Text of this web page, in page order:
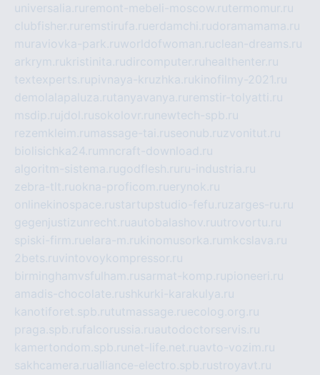
universalia.ru remont-mebeli-moscow.rutermomur.ru
clubfisher.ru remstirufa.ruerdamchi.rudoramamama.ru
muraviovka-park.ruworldofwoman.ruclean-dreams.ru
arkrym.rukristinita.rudircomputer.ru healthenter.ru
textexperts.rupivnaya-kruzhka.rukinofilmy-2021.ru
demolalapaluza.rutanyavanya.ru remstir-tolyatti.ru
msdip.ru jdol.rusokolovr.ru newtech-spb.ru
rezemkleim.ru massage-tai.ruseonub.ruzvonitut.ru
biolisichka24.ru mncraft-download.ru
algoritm-sistema.rugodflesh.ru ru-industria.ru
zebra-tlt.ruokna-proficom.ruerynok.ru
onlinekinospace.rustartupstudio-fefu.ruzarges-ru.ru
gegenjustizunrecht.ruautobalashov.ruutrovortu.ru
spiski-firm.ruelara-m.rukinomusorka.ru mkcslava.ru
2bets.ruvintovoykompressor.ru
birminghamvsfulham.rusarmat-komp.rupioneeri.ru
amadis-chocolate.rushkurki-karakulya.ru
kanotiforet.spb.rututmassage.ruecolog.org.ru
praga.spb.rufalcorussia.ruautodoctorservis.ru
kamertondom.spb.ru net-life.net.ruavto-vozim.ru
sakhcamera.rualliance-electro.spb.rustroyavt.ru